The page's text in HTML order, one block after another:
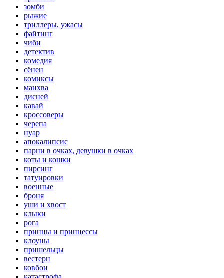
зомби
рыжие
триллеры, ужасы
файтинг
чиби
детектив
комедия
сёнен
комиксы
манхва
дисней
кавай
кроссоверы
черепа
нуар
апокалипсис
парни в очках, девушки в очках
коты и кошки
пирсинг
татуировки
военные
броня
уши и хвост
клыки
рога
принцы и принцессы
клоуны
пришельцы
вестерн
ковбои